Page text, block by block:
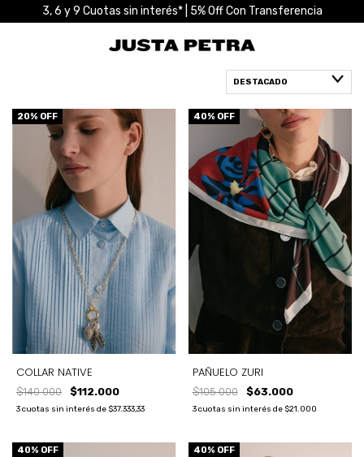
3, 6 y 9 Cuotas sin interés* | 5% Off Con Transferencia
20% OFF
COLLAR NATIVE
$140.000 $112.000
3cuotas sin interés de $37.333,33
40% OFF
PAÑUELO ZURI
$105.000 $63.000
3 cuotas sin interés de $21.000
40% OFF 40% OFF